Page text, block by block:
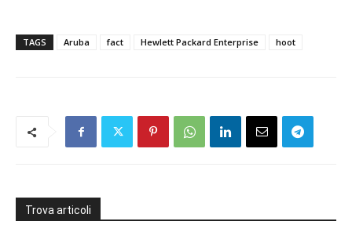
TAGS Aruba fact Hewlett Packard Enterprise hoot
Trova articoli